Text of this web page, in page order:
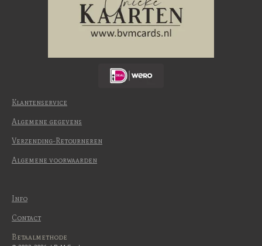
Klantenservice
Algemene gegevens
Verzending-Retourneren
Algemene voorwaarden
Info
Contact
Betaalmethode